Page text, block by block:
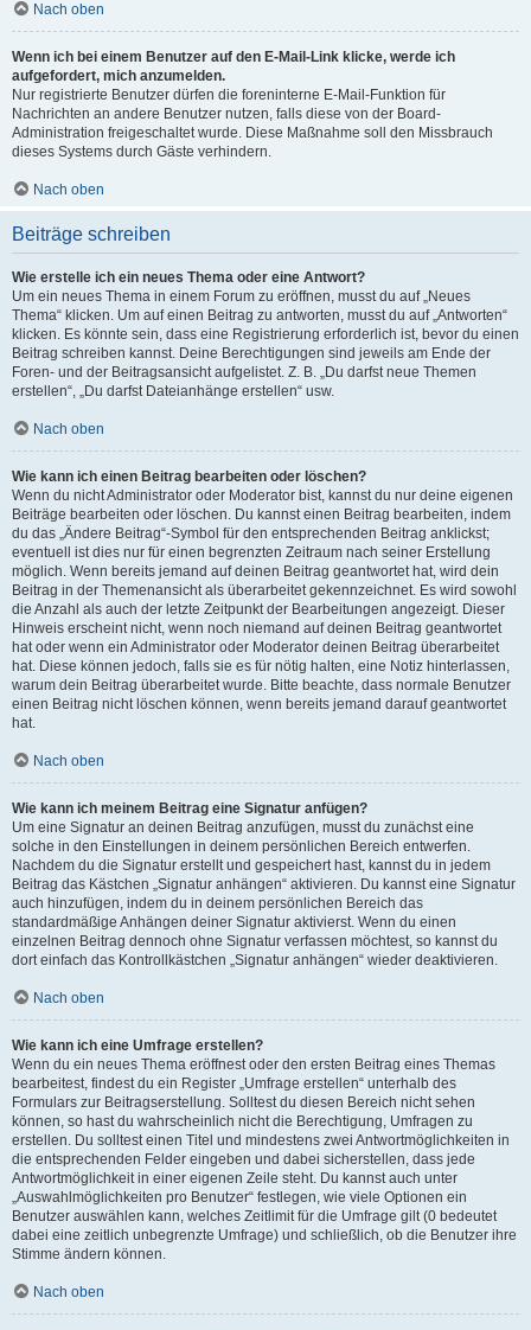
Nach oben
Wenn ich bei einem Benutzer auf den E-Mail-Link klicke, werde ich
aufgefordert, mich anzumelden.
Nur registrierte Benutzer dürfen die foreninterne E-Mail-Funktion für
Nachrichten an andere Benutzer nutzen, falls diese von der Board-
Administration freigeschaltet wurde. Diese Maßnahme soll den Missbrauch
dieses Systems durch Gäste verhindern.
Nach oben
Beiträge schreiben
Wie erstelle ich ein neues Thema oder eine Antwort?
Um ein neues Thema in einem Forum zu eröffnen, musst du auf „Neues
Thema“ klicken. Um auf einen Beitrag zu antworten, musst du auf „Antworten“
klicken. Es könnte sein, dass eine Registrierung erforderlich ist, bevor du einen
Beitrag schreiben kannst. Deine Berechtigungen sind jeweils am Ende der
Foren- und der Beitragsansicht aufgelistet. Z. B. „Du darfst neue Themen
erstellen“, „Du darfst Dateianhänge erstellen“ usw.
Nach oben
Wie kann ich einen Beitrag bearbeiten oder löschen?
Wenn du nicht Administrator oder Moderator bist, kannst du nur deine eigenen
Beiträge bearbeiten oder löschen. Du kannst einen Beitrag bearbeiten, indem
du das „Ändere Beitrag“-Symbol für den entsprechenden Beitrag anklickst;
eventuell ist dies nur für einen begrenzten Zeitraum nach seiner Erstellung
möglich. Wenn bereits jemand auf deinen Beitrag geantwortet hat, wird dein
Beitrag in der Themenansicht als überarbeitet gekennzeichnet. Es wird sowohl
die Anzahl als auch der letzte Zeitpunkt der Bearbeitungen angezeigt. Dieser
Hinweis erscheint nicht, wenn noch niemand auf deinen Beitrag geantwortet
hat oder wenn ein Administrator oder Moderator deinen Beitrag überarbeitet
hat. Diese können jedoch, falls sie es für nötig halten, eine Notiz hinterlassen,
warum dein Beitrag überarbeitet wurde. Bitte beachte, dass normale Benutzer
einen Beitrag nicht löschen können, wenn bereits jemand darauf geantwortet
hat.
Nach oben
Wie kann ich meinem Beitrag eine Signatur anfügen?
Um eine Signatur an deinen Beitrag anzufügen, musst du zunächst eine
solche in den Einstellungen in deinem persönlichen Bereich entwerfen.
Nachdem du die Signatur erstellt und gespeichert hast, kannst du in jedem
Beitrag das Kästchen „Signatur anhängen“ aktivieren. Du kannst eine Signatur
auch hinzufügen, indem du in deinem persönlichen Bereich das
standardmäßige Anhängen deiner Signatur aktivierst. Wenn du einen
einzelnen Beitrag dennoch ohne Signatur verfassen möchtest, so kannst du
dort einfach das Kontrollkästchen „Signatur anhängen“ wieder deaktivieren.
Nach oben
Wie kann ich eine Umfrage erstellen?
Wenn du ein neues Thema eröffnest oder den ersten Beitrag eines Themas
bearbeitest, findest du ein Register „Umfrage erstellen“ unterhalb des
Formulars zur Beitragserstellung. Solltest du diesen Bereich nicht sehen
können, so hast du wahrscheinlich nicht die Berechtigung, Umfragen zu
erstellen. Du solltest einen Titel und mindestens zwei Antwortmöglichkeiten in
die entsprechenden Felder eingeben und dabei sicherstellen, dass jede
Antwortmöglichkeit in einer eigenen Zeile steht. Du kannst auch unter
„Auswahlmöglichkeiten pro Benutzer“ festlegen, wie viele Optionen ein
Benutzer auswählen kann, welches Zeitlimit für die Umfrage gilt (0 bedeutet
dabei eine zeitlich unbegrenzte Umfrage) und schließlich, ob die Benutzer ihre
Stimme ändern können.
Nach oben